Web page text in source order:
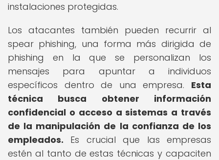
instalaciones protegidas.
Los atacantes también pueden recurrir al
spear phishing, una forma más dirigida de
phishing en la que se personalizan los
mensajes para apuntar a individuos
específicos dentro de una empresa. Esta
técnica busca obtener información
confidencial o acceso a sistemas a través
de la manipulación de la confianza de los
empleados. Es crucial que las empresas
estén al tanto de estas técnicas y capaciten